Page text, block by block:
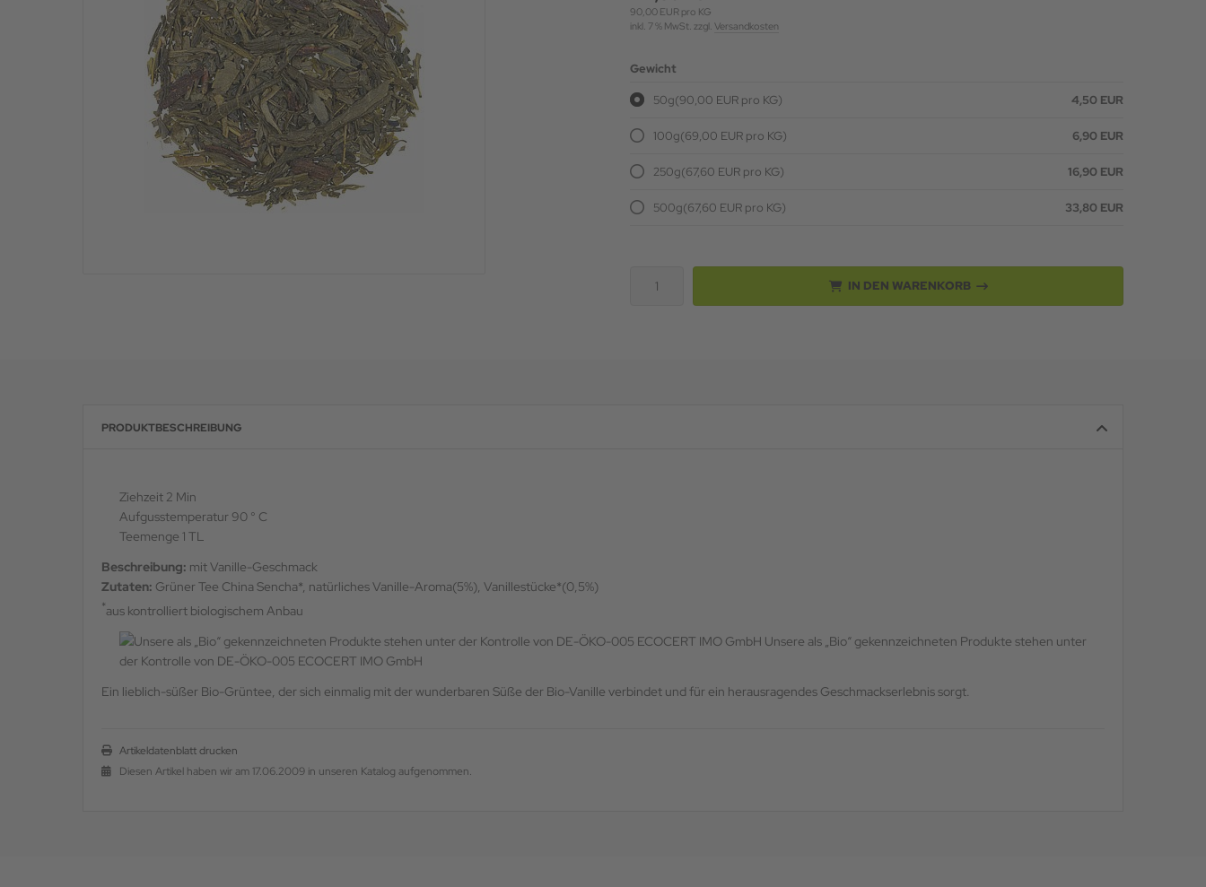
90,00 EUR pro KG
inkl. 7 % MwSt. zzgl. Versandkosten
Gewicht
50g(90,00 EUR pro KG) 4,50 EUR
100g(69,00 EUR pro KG) 6,90 EUR
250g(67,60 EUR pro KG) 16,90 EUR
500g(67,60 EUR pro KG) 33,80 EUR
IN DEN WARENKORB
PRODUKTBESCHREIBUNG
Ziehzeit 2 Min
Aufgusstemperatur 90 ° C
Teemenge 1 TL
Beschreibung: mit Vanille-Geschmack
Zutaten: Grüner Tee China Sencha*, natürliches Vanille-Aroma(5%), Vanillestücke*(0,5%)
*aus kontrolliert biologischem Anbau
Unsere als „Bio“ gekennzeichneten Produkte stehen unter
der Kontrolle von DE-ÖKO-005 ECOCERT IMO GmbH
Ein lieblich-süßer Bio-Grüntee, der sich einmalig mit der wunderbaren Süße der Bio-Vanille verbindet und für ein herausragendes Geschmackserlebnis sorgt.
Artikeldatenblatt drucken
Diesen Artikel haben wir am 17.06.2009 in unseren Katalog aufgenommen.